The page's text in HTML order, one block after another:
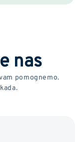
nas
pomognemo.